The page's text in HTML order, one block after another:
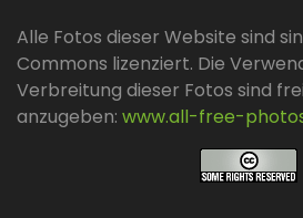
Alle Fotos dieser Website sind
Commons lizenziert. Die
Verbreitung dieser Fotos sind
anzugeben: www.all-free-